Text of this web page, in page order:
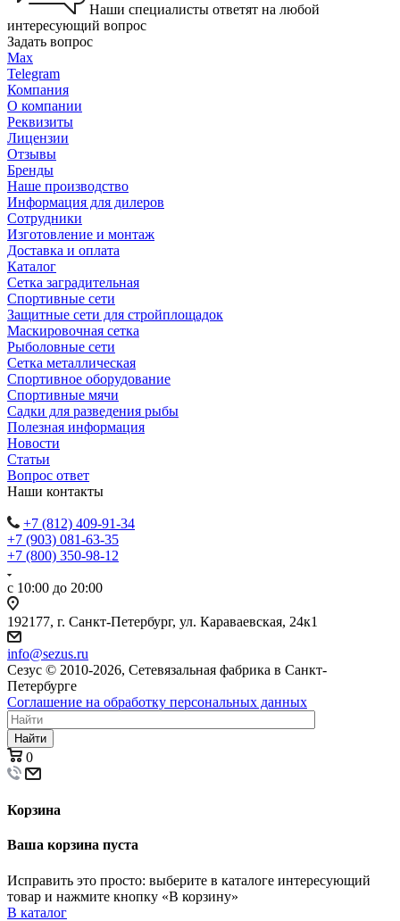
Наши специалисты ответят на любой
интересующий вопрос
Задать вопрос
Max
Telegram
Компания
О компании
Реквизиты
Лицензии
Отзывы
Бренды
Наше производство
Информация для дилеров
Сотрудники
Изготовление и монтаж
Доставка и оплата
Каталог
Сетка заградительная
Спортивные сети
Защитные сети для стройплощадок
Маскировочная сетка
Рыболовные сети
Сетка металлическая
Спортивное оборудование
Спортивные мячи
Садки для разведения рыбы
Полезная информация
Новости
Статьи
Вопрос ответ
Наши контакты
+7 (812) 409-91-34
+7 (903) 081-63-35
+7 (800) 350-98-12
с 10:00 до 20:00
192177, г. Санкт-Петербург, ул. Караваевская, 24к1
info@sezus.ru
Сезус © 2010-2026, Сетевязальная фабрика в Санкт-
Петербурге
Соглашение на обработку персональных данных
Найти
0
Корзина
Ваша корзина пуста
Исправить это просто: выберите в каталоге интересующий
товар и нажмите кнопку «В корзину»
В каталог